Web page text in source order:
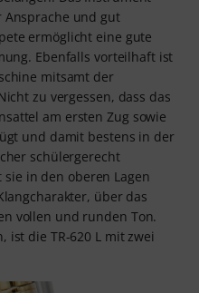
und gut
ermöglicht eine gute
Ebenfalls vorteilhaft ist
mitsamt der
zu vergessen, dass das
am ersten Zug sowie
und damit bestens in der
schülergerecht
in den oberen Lagen
über das
vollen und runden Ton.
ist die TR-620 L mit zwei